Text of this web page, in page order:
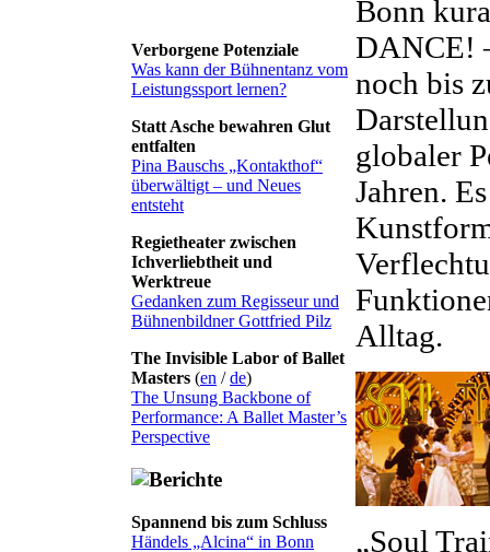
Verborgene Potenziale
Was kann der Bühnentanz vom
Leistungssport lernen?
Statt Asche bewahren Glut
entfalten
Pina Bauschs „Kontakthof“
überwältigt – und Neues
entsteht
Regietheater zwischen
Ichverliebtheit und
Werktreue
Gedanken zum Regisseur und
Bühnenbildner Gottfried Pilz
The Invisible Labor of Ballet
Masters (en /de)
The Unsung Backbone of
Performance: A Ballet Master’s
Perspective
Spannend bis zum Schluss
Händels „Alcina“ in Bonn
Bonn
DANCE!
noch bis
globaler
Jahren.
Alltag.
„Soul